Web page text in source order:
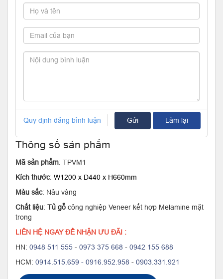
Quy định đăng bình luận Gửi Làm lại
Thông số sản phẩm
Mã sản phẩm: TPVM1
Kích thước: W1200 x D440 x H660mm
Màu sắc: Nâu vàng
Chất liệu: Tủ gỗ công nghiệp Veneer kết hợp Melamine mặt
trong
LIÊN HỆ NGAY ĐỂ NHẬN ƯU ĐÃI :
HN: 0948 511 555 - 0973 375 668 - 0942 155 688
HCM: 0914.515.659 - 0916.952.958 - 0903.331.921